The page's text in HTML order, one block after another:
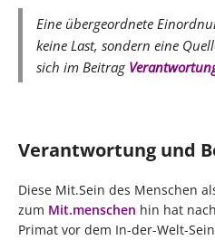
Eine übergeordnete
keine Last, sondern eine
sich im Beitrag
Verantwortung und
Diese Mit.Sein des Menschen
zum Mit.menschen hin hat
Primat vor dem In-der-Welt-